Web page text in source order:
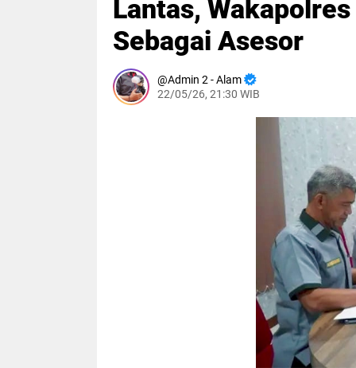
Lantas,
Sebagai Asesor
Admin 2 - Alam
22/05/26, 21:30 WIB